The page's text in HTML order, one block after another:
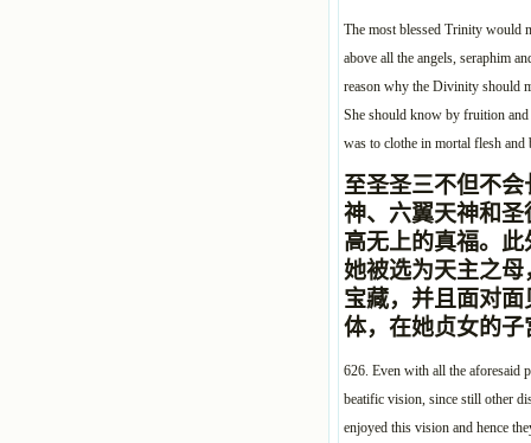
The most blessed Trinity would
above all the angels, seraphim
reason why the Divinity should
She should know by fruition and
was to clothe in mortal flesh and
至圣圣三不但不
神、六翼天神和
高无上的真福。
她被选为天主之
宝藏，并且面对
体，在她贞女的
626. Even with all the aforesaid
beatific vision, since still other
enjoyed this vision and hence